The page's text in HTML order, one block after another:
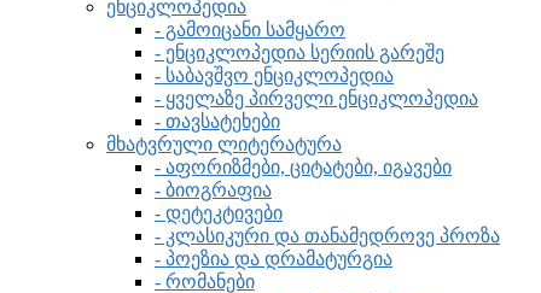
ენციკლოპედია
- გამოიცანი სამყარო
- ენციკლოპედია სერიის გარეშე
- საბავშვო ენციკლოპედია
- ყველაზე პირველი ენციკლოპედია
- თავსატეხები
მხატვრული ლიტერატურა
- აფორიზმები, ციტატები, იგავები
- ბიოგრაფია
- დეტეკტივები
- კლასიკური და თანამედროვე პროზა
- პოეზია და დრამატურგია
- რომანები